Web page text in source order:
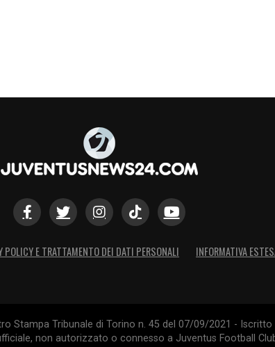
POLICY E TRATTAMENTO DEI DATI PERSONALI INFORMATIVA
Stampa Tribunale di Torino n. 45 del 07/09/2021 -
non autorizzato o connesso a Juventus Football